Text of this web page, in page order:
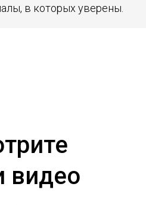
в которых уверены.
видео